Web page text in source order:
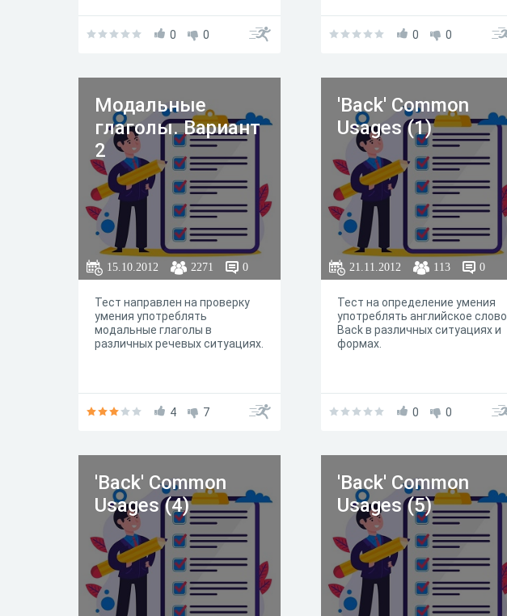
0 0 0 0
Модальные
глаголы. Вариант
2
15.10.2012 2271 0
Тест направлен на проверку
умения употреблять
модальные глаголы в
различных речевых ситуациях.
4 7
'Back' Common
Usages (1)
21.11.2012 113 0
Тест на определение умения
употреблять английское слово
Back в различных ситуациях и
формах.
0 0
'Back' Common
Usages (4)
'Back' Common
Usages (5)